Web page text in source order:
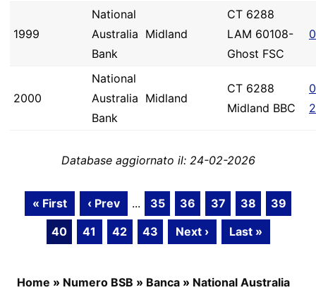
1999
National
Australia
Bank
Midland
CT 6288
LAM 60108-
Ghost FSC
2000
National
Australia
Bank
Midland
CT 6288
Midland BBC
Database aggiornato il: 24-02-2026
« First ‹ Prev ... 35 36 37 38
39
40
41 42 43 Next › Last »
Home » Numero BSB » Banca » National Australia